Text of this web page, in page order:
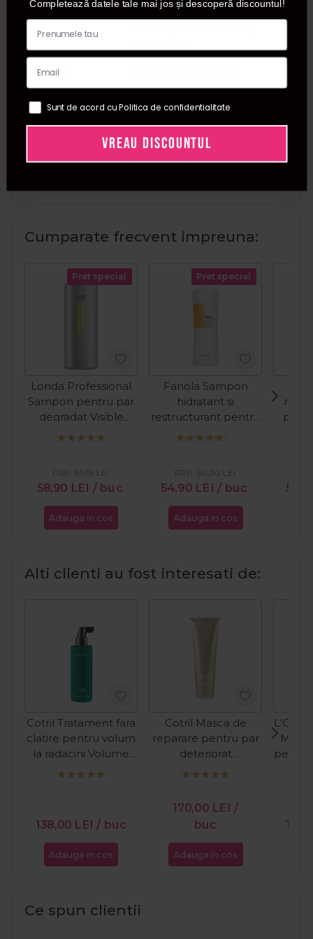
Beneficii
Aspect sanatos, Curatare,
Tip par
Deteriorat, Fragil, Uscat
Tip produs
Masca, Sampon, Tratament
pentru par
Pentru acasa
Cumparate frecvent impreuna:
Pret special
Londa Professional
Sampon pentru par
degradat Visible
Repair 1000ml
58,90 LEI / buc
PRP: 95,18 LEI
Adauga in cos
Pret special
Fanola Sampon
hidratant si
restructurant pentru
par uscat Nourishing
54,90 LEI / buc
PRP: 80,00 LEI
Adauga in cos
par
Alti clienti au fost interesati de:
Cotril Tratament fara
clatire pentru volum
la radacini Volume
200ml
138,00 LEI / buc
Adauga in cos
Cotril Masca de
reparare pentru par
deteriorat
Regeneration
170,00 LEI /
buc
Adauga in cos
Ce spun clientii
Completează datele tale mai jos și descoperă discountul!
Sunt de acord cu Politica de confidentialitate
VREAU DISCOUNTUL